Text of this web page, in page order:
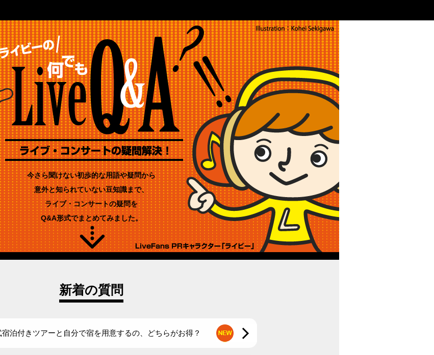
ライブ・コンサートの疑問解
今さら聞けない初歩的な用語や疑問から
意外と知られていない豆知識まで、
ライブ・コンサートの疑問を
Q&A形式でまとめてみました。
新着の質問
泊付きツアーと自分で宿を用意するの、どちらがお得？